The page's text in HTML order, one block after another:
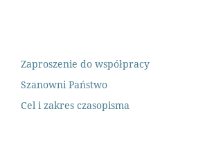
Zaproszenie do współpracy
Szanowni Państwo
Cel i zakres czasopisma